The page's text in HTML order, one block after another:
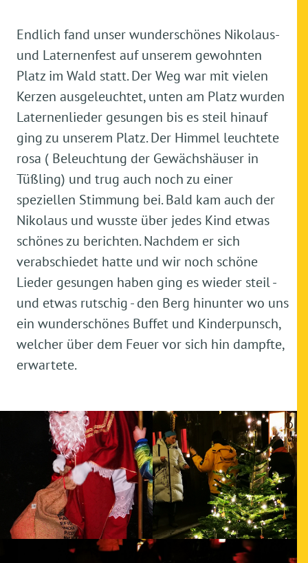
Endlich fand unser wunderschönes Nikolaus-
und Laternenfest auf unserem gewohnten
Platz im Wald statt. Der Weg war mit vielen
Kerzen ausgeleuchtet, unten am Platz wurden
Laternenlieder gesungen bis es steil hinauf
ging zu unserem Platz. Der Himmel leuchtete
rosa ( Beleuchtung der Gewächshäuser in
Tüßling) und trug auch noch zu einer
speziellen Stimmung bei. Bald kam auch der
Nikolaus und wusste über jedes Kind etwas
schönes zu berichten. Nachdem er sich
verabschiedet hatte und wir noch schöne
Lieder gesungen haben ging es wieder steil -
und etwas rutschig - den Berg hinunter wo uns
ein wunderschönes Buffet und Kinderpunsch,
welcher über dem Feuer vor sich hin dampfte,
erwartete.